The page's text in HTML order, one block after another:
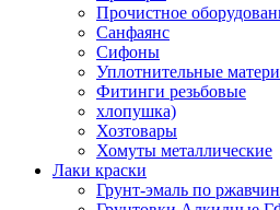
Прочистное
Санфаянс
Сифоны
Уплотнительные
Фитинги резьбовые
хлопушка)
Хозтовары
Хомуты металлические
Лаки краски
Грунт-эмаль по